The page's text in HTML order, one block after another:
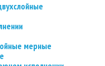
мерные